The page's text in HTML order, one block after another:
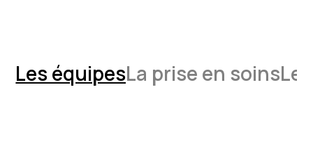
Les équipesLa prise en soins